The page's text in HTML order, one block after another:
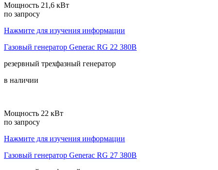
Мощность 21,6 кВт
по запросу
Нажмите для изучения информации
Газовый генератор Generac RG 22 380В
резервный трехфазный генератор
в наличии
Мощность 22 кВт
по запросу
Нажмите для изучения информации
Газовый генератор Generac RG 27 380В